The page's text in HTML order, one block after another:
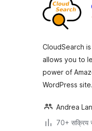
CloudSearch
allows you to
power of
WordPress site.
Andrea
70+ सक्रिय